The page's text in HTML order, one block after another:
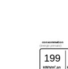
consommation
(énergie primaire)
199
kWh/m2.an